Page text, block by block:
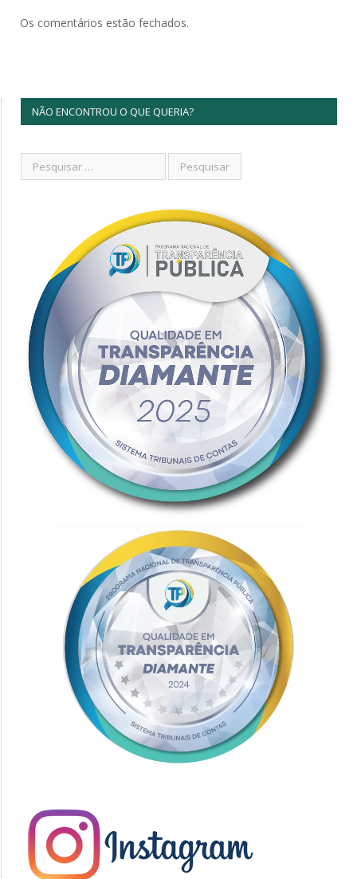
Os comentários estão fechados.
NÃO ENCONTROU O QUE QUERIA?